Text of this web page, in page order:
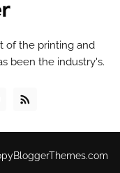
of the printing and
been the industry's.